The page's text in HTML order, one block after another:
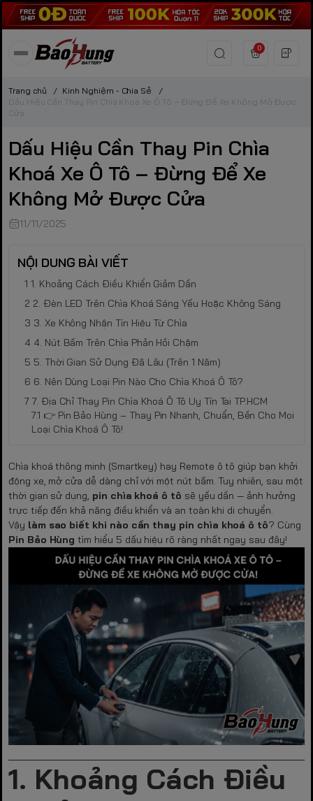
0
Trang chủ / Kinh Nghiệm - Chia Sẻ
/
Dấu Hiệu Cần Thay Pin Chìa Khoá Xe Ô Tô – Đừng Để Xe Không Mở Được
Cửa
Dấu Hiệu Cần Thay Pin Chìa
Khoá Xe Ô Tô – Đừng Để Xe
Không Mở Được Cửa
11/11/2025
NỘI DUNG BÀI VIẾT
1. Khoảng Cách Điều Khiển Giảm Dần
2. Đèn LED Trên Chìa Khoá Sáng Yếu Hoặc Không Sáng
3. Xe Không Nhận Tín Hiệu Từ Chìa
4. Nút Bấm Trên Chìa Phản Hồi Chậm
5. Thời Gian Sử Dụng Đã Lâu (Trên 1 Năm)
6. Nên Dùng Loại Pin Nào Cho Chìa Khoá Ô Tô?
7. Địa Chỉ Thay Pin Chìa Khoá Ô Tô Uy Tín Tại TP.HCM
👉 Pin Bảo Hùng – Thay Pin Nhanh, Chuẩn, Bền Cho Mọi
Loại Chìa Khoá Ô Tô!
Chìa khoá thông minh (Smartkey) hay Remote ô tô giúp bạn khởi
động xe, mở cửa dễ dàng chỉ với một nút bấm. Tuy nhiên, sau một
thời gian sử dụng, pin chìa khoá ô tô sẽ yếu dần — ảnh hưởng
trực tiếp đến khả năng điều khiển và an toàn khi di chuyển.
Vậy làm sao biết khi nào cần thay pin chìa khoá ô tô? Cùng
Pin Bảo Hùng tìm hiểu 5 dấu hiệu rõ ràng nhất ngay sau đây!
1. Khoảng Cách Điều